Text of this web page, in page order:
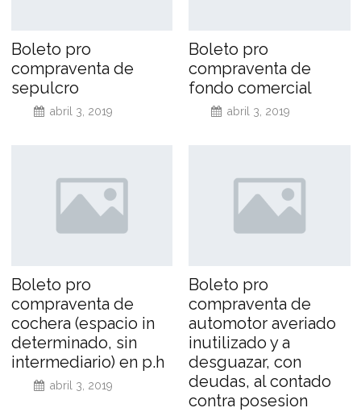
Boleto pro
compraventa de
sepulcro
abril 3, 2019
Boleto pro
compraventa de
fondo comercial
abril 3, 2019
Boleto pro
compraventa de
cochera (espacio in
determinado, sin
intermediario) en p.h
abril 3, 2019
Boleto pro
compraventa de
automotor averiado
inutilizado y a
desguazar, con
deudas, al contado
contra posesion